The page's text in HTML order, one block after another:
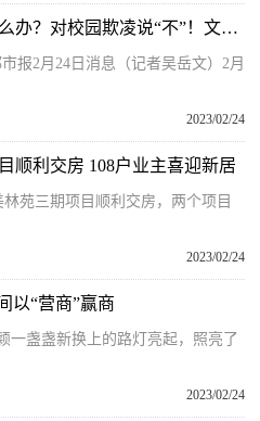
天天观点：在学校被欺负怎么办？对校园欺凌说“不”！文昌发布举报方式
报2月24日消息（记者吴岳文）2月
2023/02/24
顺利交房 108户业主喜迎新居
苑三期项目顺利交房，两个项目
2023/02/24
以“营商”赢商
一盏盏新换上的路灯亮起，照亮了
2023/02/24